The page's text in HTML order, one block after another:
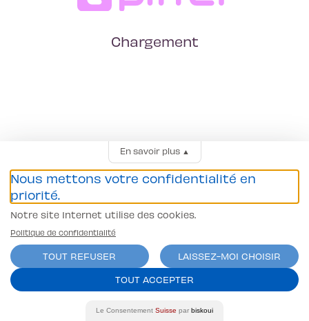
Chargement
En savoir plus▲
Nous mettons votre confidentialité en
priorité.
Notre site Internet utilise des cookies.
Politique de confidentialité
TOUT REFUSER
LAISSEZ-MOI CHOISIR
TOUT ACCEPTER
Le Consentement Suisse par biskoui